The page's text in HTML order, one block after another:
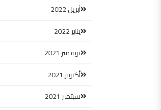
أبريل 2022
يناير 2022
نوفمبر 2021
أكتوبر 2021
سبتمبر 2021